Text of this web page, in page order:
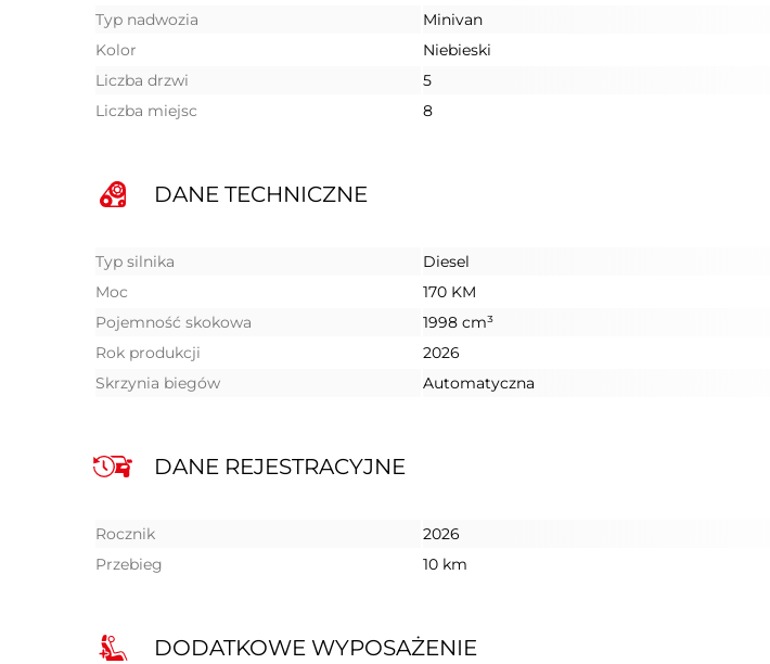
Typ nadwozia
Minivan
Kolor
Niebieski
Liczba drzwi
5
Liczba miejsc
8
DANE TECHNICZNE
Typ silnika
Diesel
Moc
170 KM
Pojemność skokowa
1998 cm³
Rok produkcji
2026
Skrzynia biegów
Automatyczna
DANE REJESTRACYJNE
Rocznik
2026
Przebieg
10 km
DODATKOWE WYPOSAŻENIE